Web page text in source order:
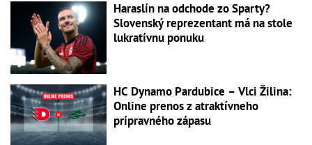
Haraslín na odchode zo Sparty?
Slovenský reprezentant má na stole
lukratívnu ponuku
HC Dynamo Pardubice – Vlci Žilina:
Online prenos z atraktívneho
prípravného zápasu